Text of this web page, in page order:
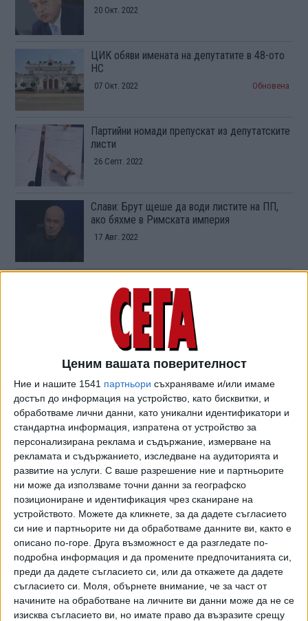
Ценим вашата поверителност
Ние и нашите 1541 партньори съхраняваме и/или имаме
достъп до информация на устройство, като бисквитки, и
обработваме лични данни, като уникални идентификатори и
стандартна информация, изпратена от устройство за
персонализирана реклама и съдържание, измерване на
рекламата и съдържанието, изследване на аудиторията и
развитие на услуги. С ваше разрешение ние и партньорите
ни може да използваме точни данни за географско
позициониране и идентификация чрез сканиране на
устройството. Можете да кликнете, за да дадете съгласието
си ние и партньорите ни да обработваме данните ви, както е
описано по-горе. Друга възможност е да разгледате по-
подробна информация и да промените предпочитанията си,
преди да дадете съгласието си, или да откажете да дадете
съгласието си.
Моля, обърнете внимание, че за част от
начините на обработване на личните ви данни може да не се
изисква съгласието ви, но имате право да възразите срещу
20 Окт. 2022
ЦИК обяви имената на депутатите в 48-ото
НС
07 Окт. 2022 Обновена
Партийни номади препускат из депутатските
листи
26 Септ. 2022
Слави: Брут щеше да води листите на ПП,
ако бяхме в Римската империя
17 Авг. 2022
декларация за имуществото си
10 Авг. 2022
Депутатите привикват Гешев за втори път
само за седмица
18 Юли 2022
Кирил Петков: Промените остават една
мечта
09 Юли 2022
Стадо роби превръщат България в тотална
кочина
19 Юни 2022
Отцепниците от Слави вече са с охрана
14 Юни 2022